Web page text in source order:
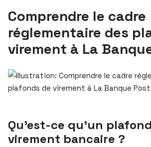
Comprendre le cadre
réglementaire des
virement à La
Qu’est-ce qu’un
virement bancaire ?